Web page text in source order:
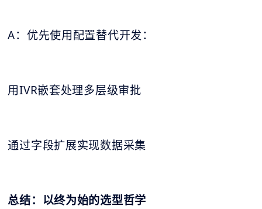
A：优先使用配置替代开发：
用IVR嵌套处理多层级审批
通过字段扩展实现数据采集
总结：以终为始的选型哲学